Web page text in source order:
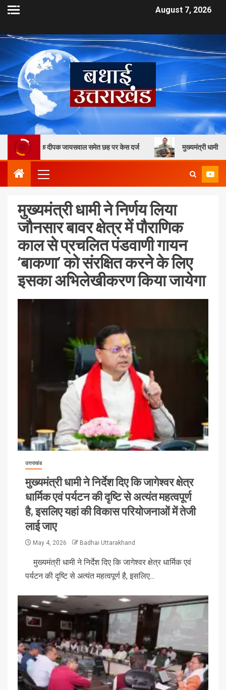
August 7, 2026
जायसवाल समेत छह पर केस दर्ज मुख्यमंत्री धामी के कुशल नेतृत्व में
मुख्यमंत्री धामी ने निर्णय लिया
जौनसार बावर क्षेत्र में पौराणिक
काल से प्रचलित पंडवाणी गायन
‘बाकणा’ को संरक्षित करने के लिए
इसका अभिलेखीकरण किया जायेगा
उत्तराखंड
मुख्यमंत्री धामी ने निर्देश दिए कि जागेश्वर क्षेत्र
धार्मिक एवं पर्यटन की दृष्टि से अत्यंत महत्वपूर्ण
है, इसलिए यहां की विकास परियोजनाओं में तेजी
लाई जाए
May 4, 2026 Badhai Uttarakhand
मुख्यमंत्री धामी ने निर्देश दिए कि जागेश्वर क्षेत्र धार्मिक एवं
पर्यटन की दृष्टि से अत्यंत महत्वपूर्ण है, इसलिए...